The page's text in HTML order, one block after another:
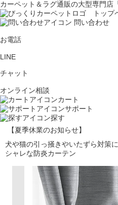
カーペット＆ラグ通販の大型専門店
問い合わせ
お電話
LINE
チャット
オンライン相談
カート
サポート
探す
【夏季休業のお知らせ】
犬や猫の引っ掻きやいたずら対策
シャレな防炎カーテン